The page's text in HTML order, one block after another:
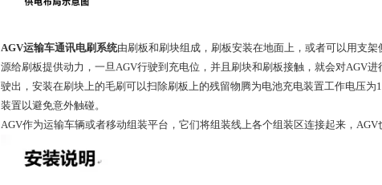
AGV运输车通讯电刷系统由刷板和刷块组成，刷板安装在地面上，或者可以用支
源给刷板提供动力，一旦AGV行驶到充电位，并且刷块和刷板接触，就会对AGV
驶出，安装在刷块上的毛刷可以扫除刷板上的残留物腾为电池充电装置工作电压
装置以避免意外触碰。
AGV作为运输车辆或者移动组装平台，它们将组装线上各个组装区连接起来，